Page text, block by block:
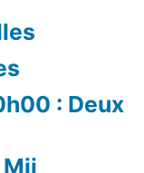
: Deux